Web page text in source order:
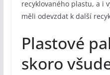
recyklovaného plastu, a i
měli odevzdat k další
Plastové
skoro